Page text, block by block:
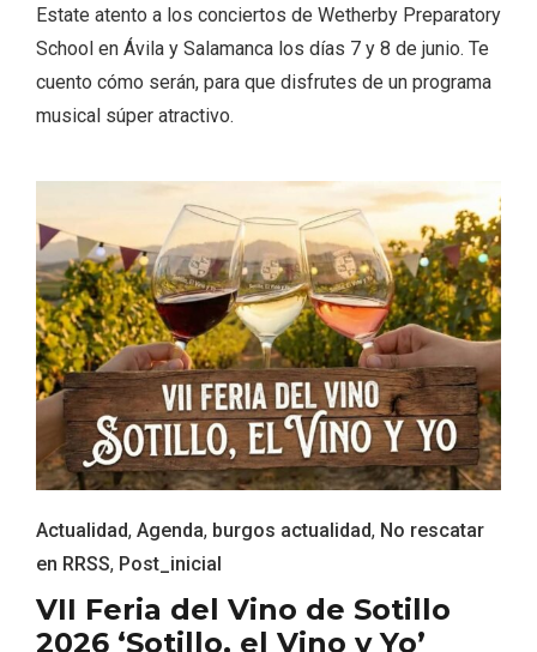
Estate atento a los conciertos de Wetherby Preparatory
School en Ávila y Salamanca los días 7 y 8 de junio. Te
cuento cómo serán, para que disfrutes de un programa
musical súper atractivo.
Actualidad, Agenda, burgos actualidad, No rescatar
en RRSS, Post_inicial
VII Feria del Vino de Sotillo
2026 ‘Sotillo, el Vino y Yo’
Enoturismo visitando la Bodega Museo
La Olmilla, en Peñafiel